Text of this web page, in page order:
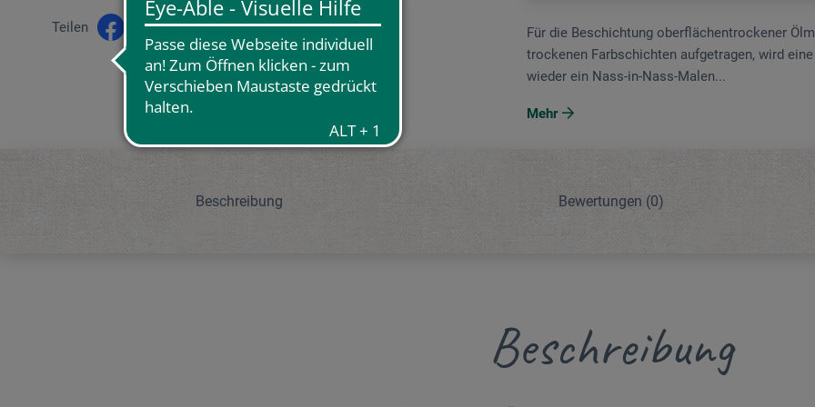
Teilen
Für die Beschich­tung oberflächentrockener
trockenen Farbschichten aufgetragen, wird
wieder ein Nass-in-Nass-Malen...
Mehr
Beschreibung Bewertungen (0)
Beschreibung